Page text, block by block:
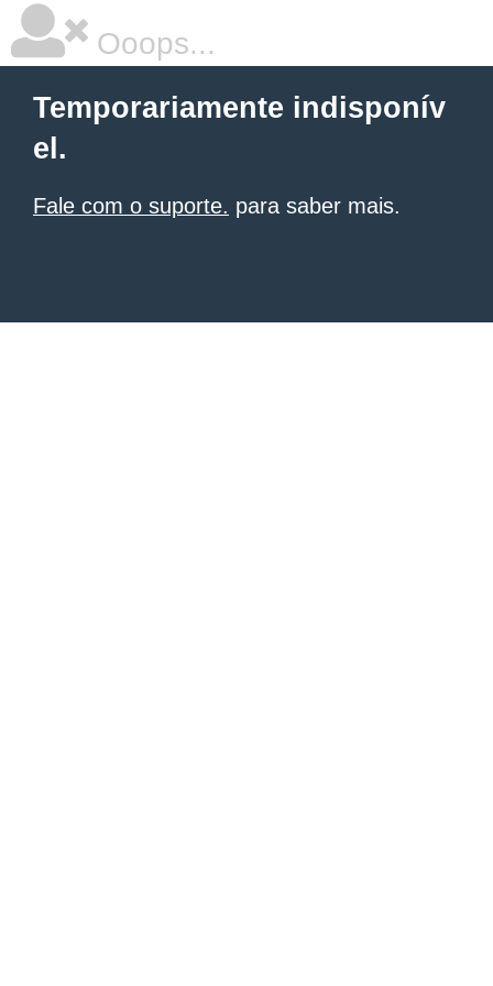
Ooops...
Temporariamente indisponív
el.
Fale com o suporte. para saber mais.